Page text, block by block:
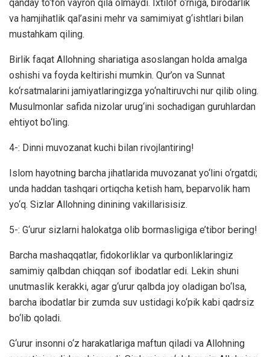
qanday to‘fon vayron qila olmaydi. Ixtilof o‘rniga, birodarlik
va hamjihatlik qal’asini mehr va samimiyat g‘ishtlari bilan
mustahkam qiling.
Birlik faqat Allohning shariatiga asoslangan holda amalga
oshishi va foyda keltirishi mumkin. Qur’on va Sunnat
ko‘rsatmalarini jamiyatlaringizga yo‘naltiruvchi nur qilib oling.
Musulmonlar safida nizolar urug‘ini sochadigan guruhlardan
ehtiyot bo‘ling.
4-: Dinni muvozanat kuchi bilan rivojlantiring!
Islom hayotning barcha jihatlarida muvozanat yo‘lini o‘rgatdi;
unda haddan tashqari ortiqcha ketish ham, beparvolik ham
yo‘q. Sizlar Allohning dinining vakillarisisiz.
5-: G‘urur sizlarni halokatga olib bormasligiga e’tibor bering!
Barcha mashaqqatlar, fidokorliklar va qurbonliklaringiz
samimiy qalbdan chiqqan sof ibodatlar edi. Lekin shuni
unutmaslik kerakki, agar g‘urur qalbda joy oladigan bo‘lsa,
barcha ibodatlar bir zumda suv ustidagi ko‘pik kabi qadrsiz
bo‘lib qoladi.
G‘urur insonni o‘z harakatlariga maftun qiladi va Allohning